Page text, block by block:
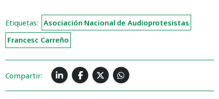
Etiquetas:
Asociación Nacional de Audioprotesistas
Francesc Carreño
Compartir: